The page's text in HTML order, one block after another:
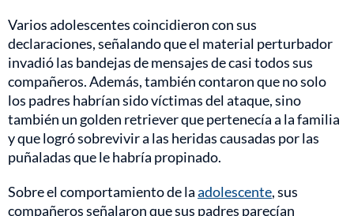
Varios adolescentes coincidieron con sus
declaraciones, señalando que el material perturbador
invadió las bandejas de mensajes de casi todos sus
compañeros. Además, también contaron que no solo
los padres habrían sido víctimas del ataque, sino
también un golden retriever que pertenecía a la familia
y que logró sobrevivir a las heridas causadas por las
puñaladas que le habría propinado.
Sobre el comportamiento de laadolescente, sus
compañeros señalaron que sus padres parecían